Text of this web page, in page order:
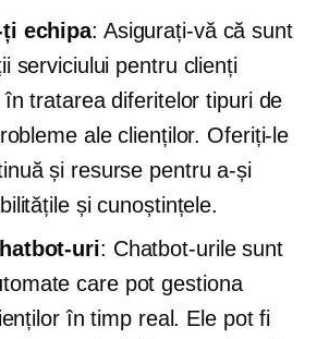
ți echipa: Asigurați-vă că sunt
serviciului pentru clienți
tratarea diferitelor tipuri de
ale clienților. Oferiți-le
și resurse pentru a-și
și cunoștințele.
uri: Chatbot-urile sunt
care pot gestiona
în timp real. Ele pot fi